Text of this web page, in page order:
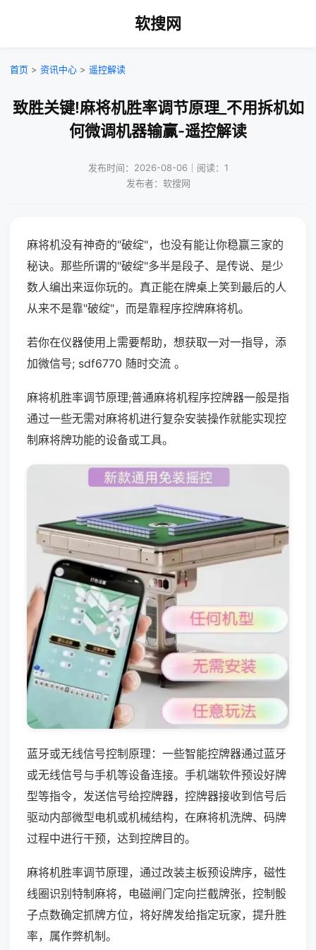
软搜网
首页 > 资讯中心 > 遥控解读
致胜关键!麻将机胜率调节原理_不用拆机如
何微调机器输赢-遥控解读
发布时间：2026-08-06｜阅读：1
发布者：软搜网
麻将机没有神奇的"破绽"，也没有能让你稳赢三家的
秘诀。那些所谓的"破绽"多半是段子、是传说、是少
数人编出来逗你玩的。真正能在牌桌上笑到最后的人
从来不是靠"破绽"，而是靠程序控牌麻将机。
若你在仪器使用上需要帮助，想获取一对一指导，添
加微信号; sdf6770 随时交流 。
麻将机胜率调节原理;普通麻将机程序控牌器一般是指
通过一些无需对麻将机进行复杂安装操作就能实现控
制麻将牌功能的设备或工具。
蓝牙或无线信号控制原理：一些智能控牌器通过蓝牙
或无线信号与手机等设备连接。手机端软件预设好牌
型等指令，发送信号给控牌器，控牌器接收到信号后
驱动内部微型电机或机械结构，在麻将机洗牌、码牌
过程中进行干预，达到控牌目的。
麻将机胜率调节原理，通过改装主板预设牌序，磁性
线圈识别特制麻将，电磁闸门定向拦截牌张，控制骰
子点数确定抓牌方位，将好牌发给指定玩家，提升胜
率，属作弊机制。